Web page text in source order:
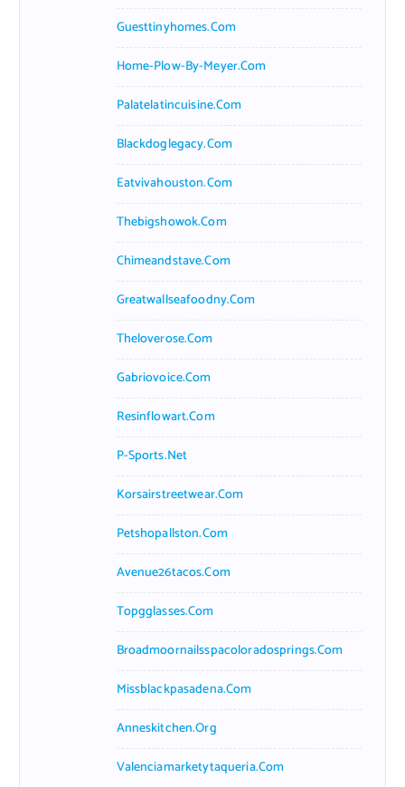
Guesttinyhomes.com
Home-Plow-By-Meyer.com
Palatelatincuisine.com
Blackdoglegacy.com
Eatvivahouston.com
Thebigshowok.com
Chimeandstave.com
Greatwallseafoodny.com
Theloverose.com
Gabriovoice.com
Resinflowart.com
P-Sports.net
Korsairstreetwear.com
Petshopallston.com
Avenue26tacos.com
Topgglasses.com
Broadmoornailsspacoloradosprings.com
Missblackpasadena.com
Anneskitchen.org
Valenciamarketytaqueria.com